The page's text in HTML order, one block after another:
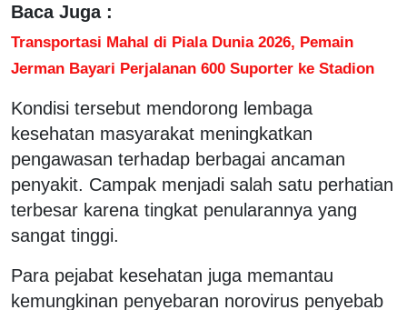
Baca Juga :
Transportasi Mahal di Piala Dunia 2026, Pemain
Jerman Bayari Perjalanan 600 Suporter ke Stadion
Kondisi tersebut mendorong lembaga
kesehatan masyarakat meningkatkan
pengawasan terhadap berbagai ancaman
penyakit. Campak menjadi salah satu perhatian
terbesar karena tingkat penularannya yang
sangat tinggi.
Para pejabat kesehatan juga memantau
kemungkinan penyebaran norovirus penyebab